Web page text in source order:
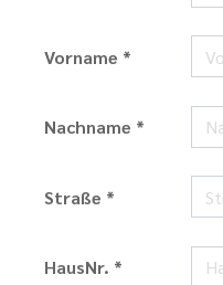
Vorname *
Nachname *
Straße *
HausNr. *